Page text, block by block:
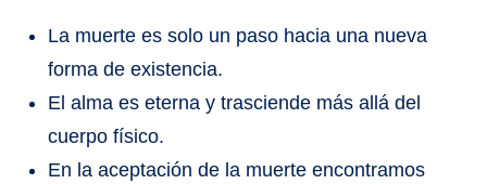
La muerte es solo un paso hacia una nueva
forma de existencia.
El alma es eterna y trasciende más allá del
cuerpo físico.
En la aceptación de la muerte encontramos